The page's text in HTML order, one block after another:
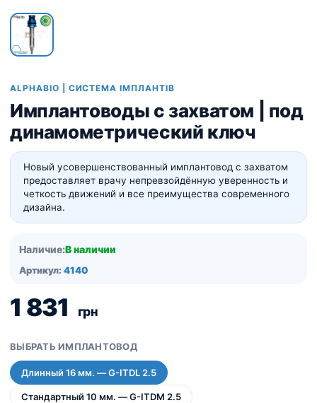
ALPHABIO | СИСТЕМА ІМПЛАНТІВ
Имплантоводы с захватом | под
динамометрический ключ
Новый усовершенствованный имплантовод с захватом
предоставляет врачу непревзойдённую уверенность и
четкость движений и все преимущества современного
дизайна.
Наличие:В наличии
Артикул: 4140
1 831 грн
ВЫБРАТЬ ИМПЛАНТОВОД
Длинный 16 мм. — G-ITDL 2.5
Стандартный 10 мм. — G-ITDM 2.5